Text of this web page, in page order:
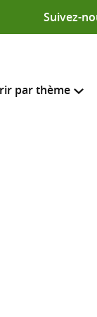
Suivez-
par thème
recherche